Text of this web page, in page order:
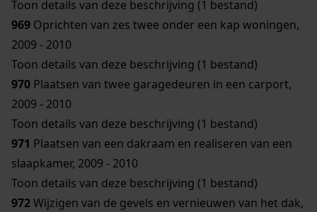
Toon details van deze beschrijving (1 bestand)
969 Oprichten van zes twee onder een kap woningen,
2009 - 2010
Toon details van deze beschrijving (1 bestand)
970 Plaatsen van twee garagedeuren in een carport,
2009 - 2010
Toon details van deze beschrijving (1 bestand)
971 Plaatsen van een dakraam en realiseren van een
slaapkamer, 2009 - 2010
Toon details van deze beschrijving (1 bestand)
972Wijzigen van de gevels en vernieuwen van het dak,